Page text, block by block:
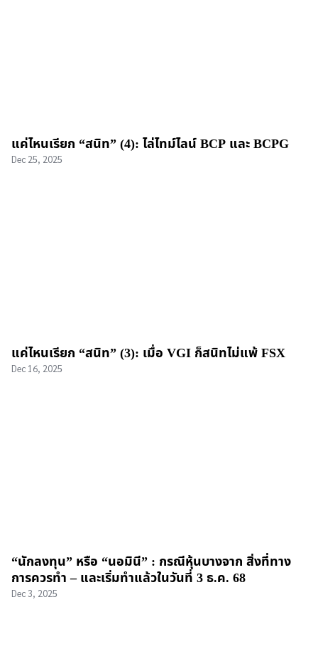
แค่ไหนเรียก “สนิท” (4): ไล่ไทม์ไลน์ BCP และ BCPG
Dec 25, 2025
แค่ไหนเรียก “สนิท” (3): เมื่อ VGI ก็สนิทไม่แพ้ FSX
Dec 16, 2025
“นักลงทุน” หรือ “นอมินี” : กรณีหุ้นบางจาก สิ่งที่ทาง
การควรทำ – และเริ่มทำแล้วในวันที่ 3 ธ.ค. 68
Dec 3, 2025